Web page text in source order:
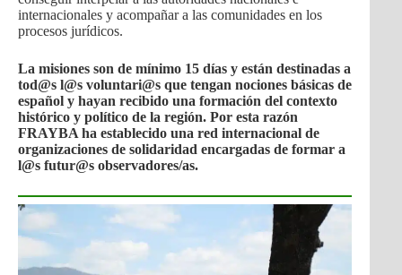
internacionales y acompañar a las comunidades en los
procesos jurídicos.
La misiones son de mínimo 15 días y están destinadas a
tod@s l@s voluntari@s que tengan nociones básicas de
español y hayan recibido una formación del contexto
histórico y político de la región. Por esta razón
FRAYBA ha establecido una red internacional de
organizaciones de solidaridad encargadas de formar a
l@s futur@s observadores/as.